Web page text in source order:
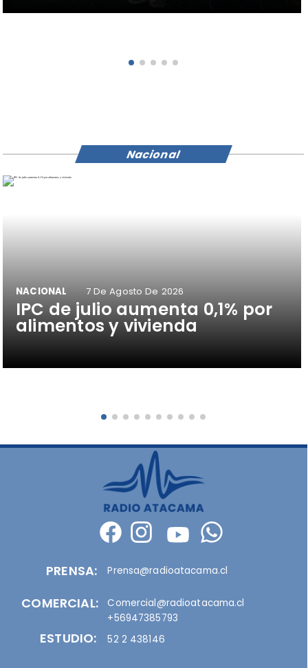
IPC de julio aumenta 0,1% por
alimentos y vivienda
NACIONAL 7 De Agosto De 2026
Nacional
PRENSA:
COMERCIAL:
Prensa@radioatacama.cl
Comercial@radioatacama.cl
+56947385793
ESTUDIO: 52 2 438146